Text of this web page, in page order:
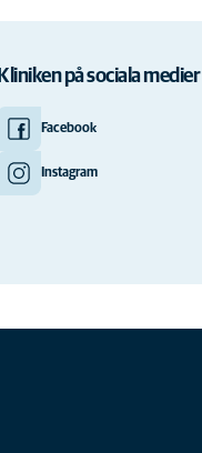
Kliniken på sociala medier
Facebook
Instagram